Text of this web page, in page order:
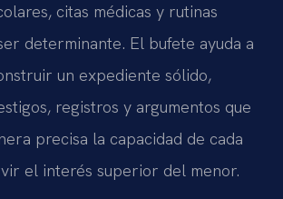
citas médicas y rutinas
determinante. El bufete ayuda a
un expediente sólido,
registros y argumentos que
precisa la capacidad de cada
el interés superior del menor.